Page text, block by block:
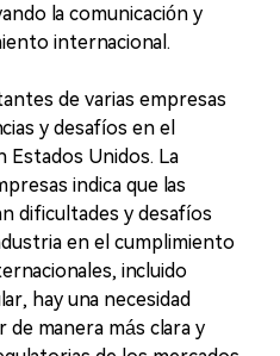
la comunicación y
internacional.
de varias empresas
y desafíos en el
Unidos. La
indica que las
dificultades y desafíos
en el cumplimiento
incluido
hay una necesidad
manera más clara y